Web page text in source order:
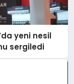
yeni nesil
sergiledi